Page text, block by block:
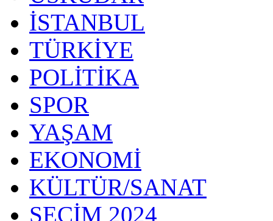
İSTANBUL
TÜRKİYE
POLİTİKA
SPOR
YAŞAM
EKONOMİ
KÜLTÜR/SANAT
SEÇİM 2024